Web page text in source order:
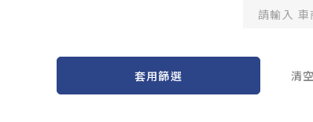
套用篩選 清